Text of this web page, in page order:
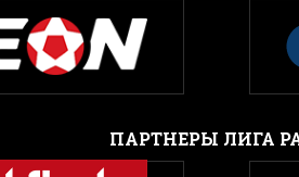
ПАРТНЕРЫ ЛИГА